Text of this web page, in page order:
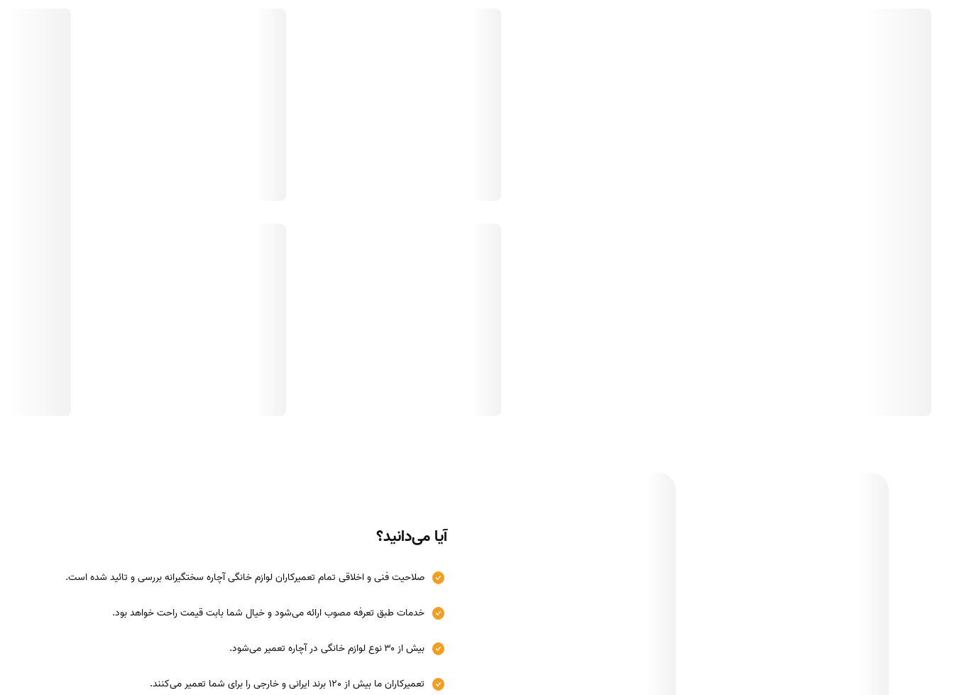
آیا می‌دانید؟
صلاحیت فنی و اخلاقی تمام تعمیرکاران لوازم خانگی آچاره سختگیرانه بررسی و تائید شده است.
خدمات طبق تعرفه مصوب ارائه می‌شود و خیال شما بابت قیمت راحت خواهد بود.
بیش از ۳۰ نوع لوازم خانگی در آچاره تعمیر می‌شود.
تعمیرکاران ما بیش از 120 برند ایرانی و خارجی را برای شما تعمیر می‌کنند.